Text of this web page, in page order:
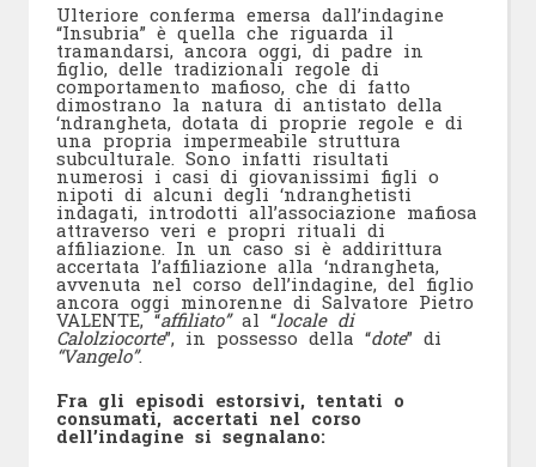
Ulteriore conferma emersa dall’indagine
“Insubria” è quella che riguarda il
tramandarsi, ancora oggi, di padre in
figlio, delle tradizionali regole di
comportamento mafioso, che di fatto
dimostrano la natura di antistato della
‘ndrangheta, dotata di proprie regole e di
una propria impermeabile struttura
subculturale. Sono infatti risultati
numerosi i casi di giovanissimi figli o
nipoti di alcuni degli ‘ndranghetisti
indagati, introdotti all’associazione mafiosa
attraverso veri e propri rituali di
affiliazione. In un caso si è addirittura
accertata l’affiliazione alla ‘ndrangheta,
avvenuta nel corso dell’indagine, del figlio
ancora oggi minorenne di Salvatore Pietro
VALENTE, “affiliato”al “locale di
Calolziocorte”, in possesso della “dote” di
“Vangelo”.
Fra gli episodi estorsivi, tentati o
consumati, accertati nel corso
dell’indagine si segnalano: